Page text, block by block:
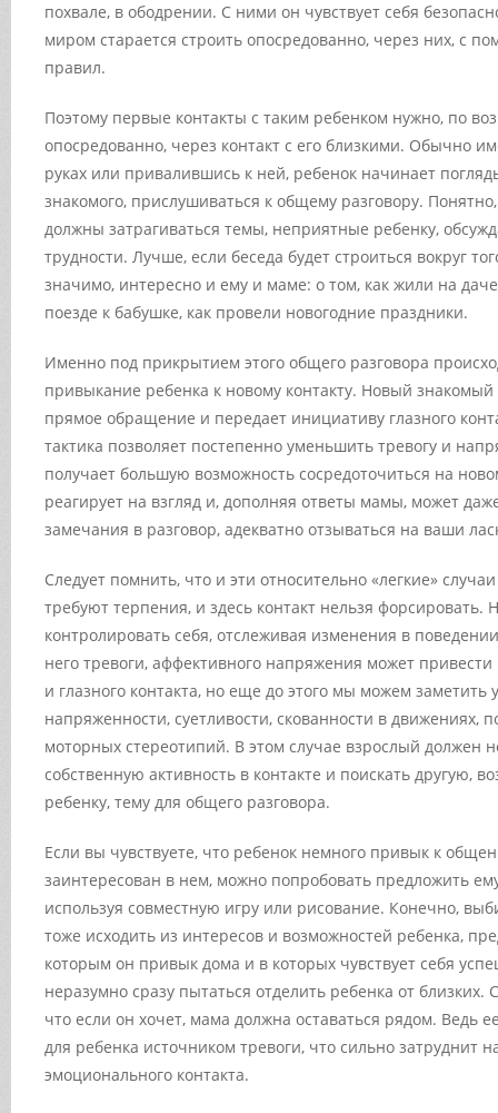
похвале, в ободрении. С ними он чувствует себя
миром старается строить опосредованно, через них, с
правил.
Поэтому первые контакты с таким ребенком нужно, по
опосредованно, через контакт с его близкими. Обычно
руках или привалившись к ней, ребенок начинает
знакомого, прислушиваться к общему разговору.
должны затрагиваться темы, неприятные ребенку,
трудности. Лучше, если беседа будет строиться вокруг
значимо, интересно и ему и маме: о том, как жили на
поезде к бабушке, как провели новогодние праздники.
Именно под прикрытием этого общего разговора
привыкание ребенка к новому контакту. Новый знакомый
прямое обращение и передает инициативу глазного
тактика позволяет постепенно уменьшить тревогу и
получает большую возможность сосредоточиться на
реагирует на взгляд и, дополняя ответы мамы, может
замечания в разговор, адекватно отзываться на ваши
Следует помнить, что и эти относительно «легкие»
требуют терпения, и здесь контакт нельзя форсировать.
контролировать себя, отслеживая изменения в
него тревоги, аффективного напряжения может привести
и глазного контакта, но еще до этого мы можем
напряженности, суетливости, скованности в движениях,
моторных стереотипий. В этом случае взрослый должен
собственную активность в контакте и поискать другую,
ребенку, тему для общего разговора.
Если вы чувствуете, что ребенок немного привык к
заинтересован в нем, можно попробовать предложить
используя совместную игру или рисование. Конечно,
тоже исходить из интересов и возможностей ребенка,
которым он привык дома и в которых чувствует себя
неразумно сразу пытаться отделить ребенка от близких.
что если он хочет, мама должна оставаться рядом. Ведь
для ребенка источником тревоги, что сильно затруднит
эмоционального контакта.